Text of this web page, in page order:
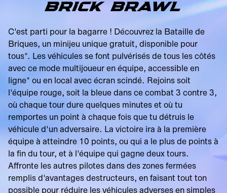
BRICK BRAWL
C'est parti pour la bagarre ! Découvrez la Bataille de
Briques, un minijeu unique gratuit, disponible pour
tous*. Les véhicules se font pulvérisés de tous les côtés
avec ce mode multijoueur en équipe, accessible en
ligne* ou en local avec écran scindé. Rejoins soit
l'équipe rouge, soit la bleue dans ce combat 3 contre 3,
où chaque tour dure quelques minutes et où tu
remportes un point à chaque fois que tu détruis le
véhicule d'un adversaire. La victoire ira à la première
équipe à atteindre 10 points, ou qui a le plus de points à
la fin du tour, et à l'équipe qui gagne deux tours.
Affronte les autres pilotes dans des zones fermées
remplis d'avantages destructeurs, en faisant tout ton